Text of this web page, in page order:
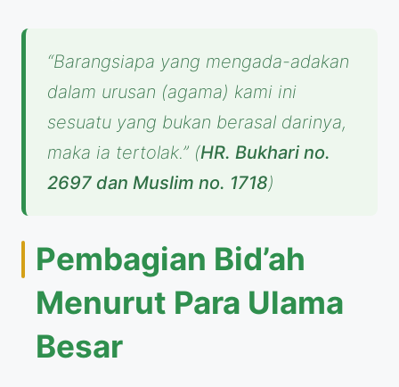
“Barangsiapa yang mengada-adakan
dalam urusan (agama) kami ini
sesuatu yang bukan berasal darinya,
maka ia tertolak.” (HR. Bukhari no.
2697 dan Muslim no. 1718)
Pembagian Bid’ah
Menurut Para Ulama
Besar